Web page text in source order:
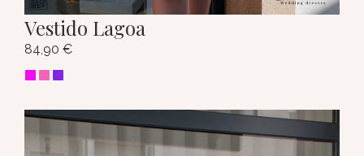
Vestido Lagoa
84,90 €